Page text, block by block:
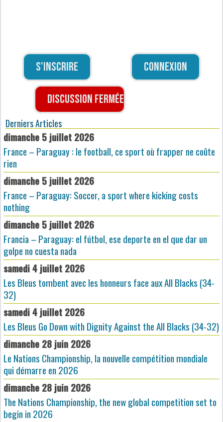
S'inscrire Connexion
Discussion fermée
Derniers Articles
dimanche 5 juillet 2026
France – Paraguay : le football, ce sport où frapper ne coûte
rien
dimanche 5 juillet 2026
France – Paraguay: Soccer, a sport where kicking costs
nothing
dimanche 5 juillet 2026
Francia – Paraguay: el fútbol, ese deporte en el que dar un
golpe no cuesta nada
samedi 4 juillet 2026
Les Bleus tombent avec les honneurs face aux All Blacks (34-
32)
samedi 4 juillet 2026
Les Bleus Go Down with Dignity Against the All Blacks (34-32)
dimanche 28 juin 2026
Le Nations Championship, la nouvelle compétition mondiale
qui démarre en 2026
dimanche 28 juin 2026
The Nations Championship, the new global competition set to
begin in 2026